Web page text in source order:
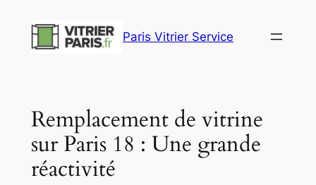
contenu
Paris Vitrier Service
Remplacement de vitrine
sur Paris 18 : Une grande
réactivité